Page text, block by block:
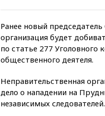
Ранее новый
организация будет
по статье 277 Уголовного
общественного деятеля.
Неправительственная
дело о нападении на
независимых следователей.